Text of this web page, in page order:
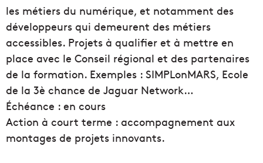
les métiers du numérique, et notamment des
développeurs qui demeurent des métiers
accessibles. Projets à qualifier et à mettre en
place avec le Conseil régional et des partenaires
de la formation. Exemples : SIMPLonMARS, Ecole
de la 3è chance de Jaguar Network…
Échéance : en cours
Action à court terme : accompagnement aux
montages de projets innovants.